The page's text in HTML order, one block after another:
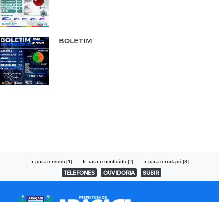
BOLETIM
Ir para o menu [1] Ir para o conteúdo [2] Ir para o rodapé [3]
TELEFONES OUVIDORIA SUBIR